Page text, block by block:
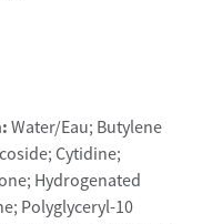
Water/Eau; Butylene
Cytidine;
Hydrogenated
Polyglyceryl-10